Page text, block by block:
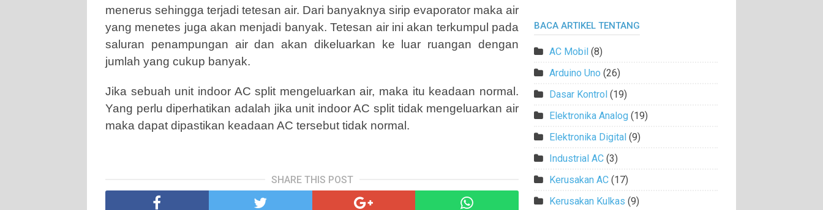
menerus sehingga terjadi tetesan air. Dari banyaknya sirip evaporator maka air
yang menetes juga akan menjadi banyak. Tetesan air ini akan terkumpul pada
saluran penampungan air dan akan dikeluarkan ke luar ruangan dengan
jumlah yang cukup banyak.
Jika sebuah unit indoor AC split mengeluarkan air, maka itu keadaan normal.
Yang perlu diperhatikan adalah jika unit indoor AC split tidak mengeluarkan air
maka dapat dipastikan keadaan AC tersebut tidak normal.
SHARE THIS POST
BACA ARTIKEL TENTANG
AC Mobil (8)
Arduino Uno (26)
Dasar Kontrol (19)
Elektronika Analog (19)
Elektronika Digital (9)
Industrial AC (3)
Kerusakan AC (17)
Kerusakan Kulkas (9)